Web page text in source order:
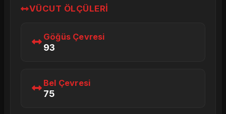
VÜCUT ÖLÇÜLERI
Göğüs Çevresi
93
Bel Çevresi
75